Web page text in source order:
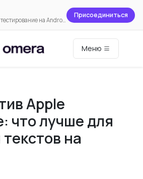
Приватное бета-тестирование на Android
Присоединиться
Меню
Apple
что лучше для
на